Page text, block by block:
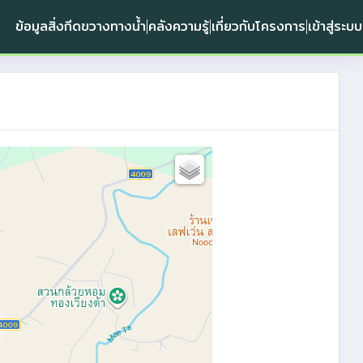
ข้อมูลสิ่งกีดขวางทางน้ำ คลังความรู้เกี่ยวกับโครงการ เข้าสู่ระบบ